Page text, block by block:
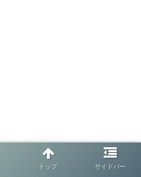
トップ サイドバー